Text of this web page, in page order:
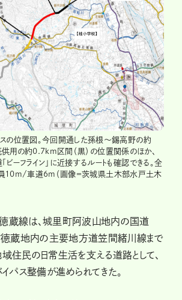
の位置図。今回開通した孫根～錫高野の約
用の約0.7km区間（黒）の位置関係のほか、
ーフライン」に近接するルートも確認できる。全
10m/車道6m（画像＝茨城県土木部水戸土木
蔵線は、城里町阿波山地内の国道
徳蔵地内の主要地方道笠間緒川線まで
住民の日常生活を支える道路として、
パス整備が進められてきた。